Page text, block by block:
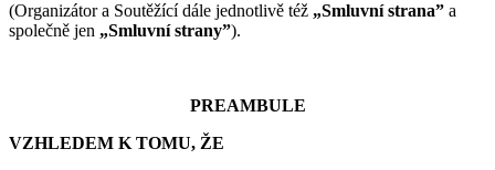
(Organizátor a Soutěžící dále jednotlivě též „Smluvní strana” a
společně jen „Smluvní strany”).
PREAMBULE
VZHLEDEM K TOMU, ŽE